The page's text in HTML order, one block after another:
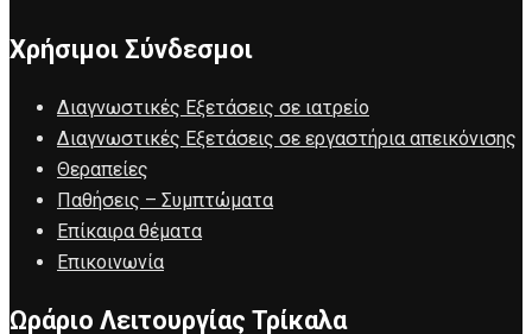
Χρήσιμοι Σύνδεσμοι
Διαγνωστικές Εξετάσεις σε ιατρείο
Διαγνωστικές Εξετάσεις σε εργαστήρια απεικόνισης
Θεραπείες
Παθήσεις – Συμπτώματα
Επίκαιρα θέματα
Επικοινωνία
Ωράριο Λειτουργίας Τρίκαλα